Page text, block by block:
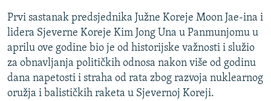
Prvi sastanak predsjednika Južne Koreje Moon Jae-ina i
lidera Sjeverne Koreje Kim Jong Una u Panmunjomu u
aprilu ove godine bio je od historijske važnosti i služio
za obnavljanja političkih odnosa nakon više od godinu
dana napetosti i straha od rata zbog razvoja nuklearnog
oružja i balističkih raketa u Sjevernoj Koreji.